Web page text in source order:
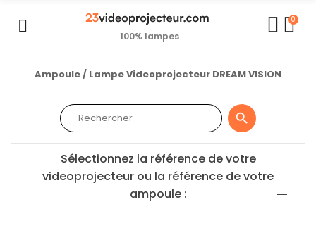
100% lampes
0
Ampoule / Lampe Videoprojecteur DREAM VISION

Sélectionnez la référence de votre
videoprojecteur ou la référence de votre
ampoule :